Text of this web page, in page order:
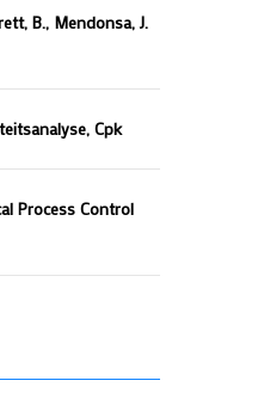
B., Mendonsa, J.
Cpk
Process Control